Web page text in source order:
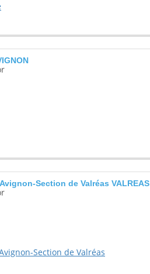
Section de Valréas VALREAS
Section de Valréas